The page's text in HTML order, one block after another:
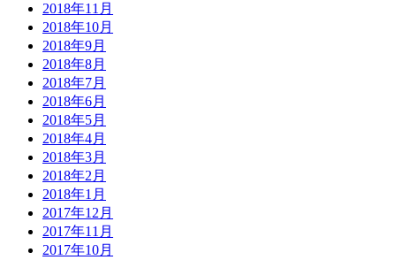
2018年11月
2018年10月
2018年9月
2018年8月
2018年7月
2018年6月
2018年5月
2018年4月
2018年3月
2018年2月
2018年1月
2017年12月
2017年11月
2017年10月